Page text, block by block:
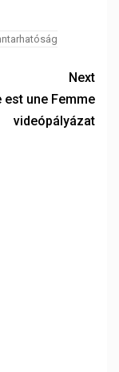
Next
est une Femme
videópályázat